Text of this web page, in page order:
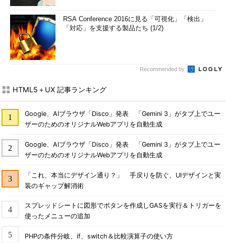
RSA Conference 2016に見る「可視化」「検出」
「対応」を支援する製品たち (1/2)
Recommended by
HTML5＋UX 記事ランキング
Google、AIブラウザ「Disco」発表 「Gemini 3」がタブ上でユー
ザーのためのオリジナルWebアプリを自動生成
Google、AIブラウザ「Disco」発表 「Gemini 3」がタブ上でユー
ザーのためのオリジナルWebアプリを自動生成
「これ、本当にデザイン通り？」 手戻りを防ぐ、UIデザインと実
装のギャップ解消術
スプレッドシートに図形でボタンを作成しGASを実行＆トリガーを
使ったメニューの追加
PHPの条件分岐、if、switch＆比較演算子の使い方